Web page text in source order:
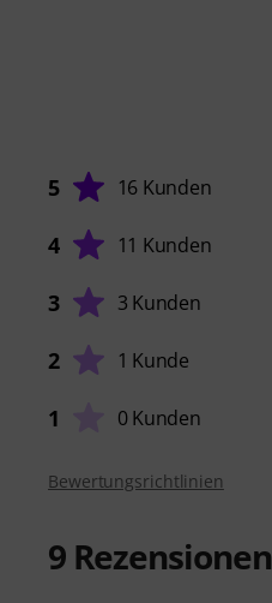
5 16 Kunden
4 11 Kunden
3 3 Kunden
2 1 Kunde
1 0 Kunden
Bewertungsrichtlinien
9 Rezensionen